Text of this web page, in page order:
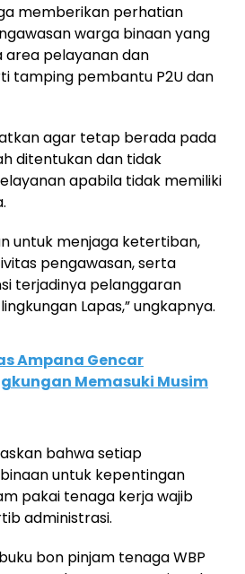
memberikan perhatian
warga binaan yang
pelayanan dan
tamping pembantu P2U dan
agar tetap berada pada
ditentukan dan tidak
apabila tidak memiliki
untuk menjaga ketertiban,
pengawasan, serta
terjadinya pelanggaran
Lapas,” ungkapnya.
Ampana Gencar
Memasuki Musim
bahwa setiap
untuk kepentingan
pakai tenaga kerja wajib
administrasi.
bon pinjam tenaga WBP